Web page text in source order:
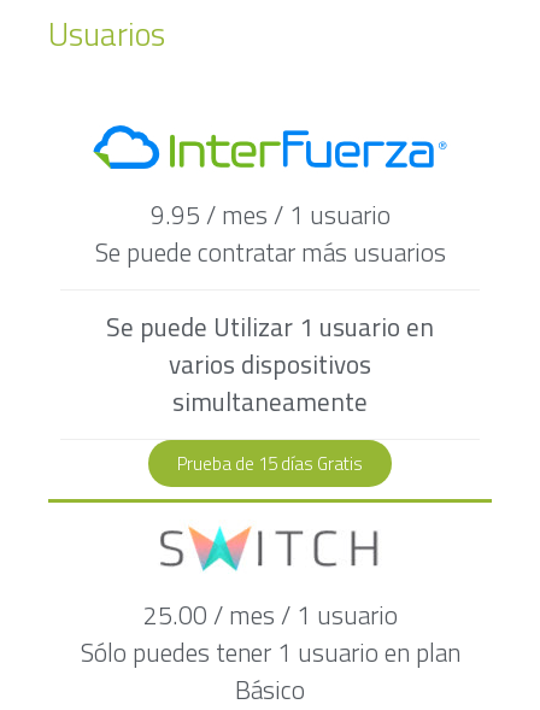
Usuarios
9.95 / mes / 1 usuario
Se puede contratar más usuarios
Se puede Utilizar 1 usuario en
varios dispositivos
simultaneamente
Prueba de 15 días Gratis
25.00 / mes / 1 usuario
Sólo puedes tener 1 usuario en plan
Básico